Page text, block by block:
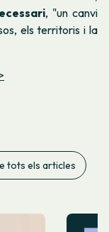
, "un canvi
els territoris i la
tots els articles